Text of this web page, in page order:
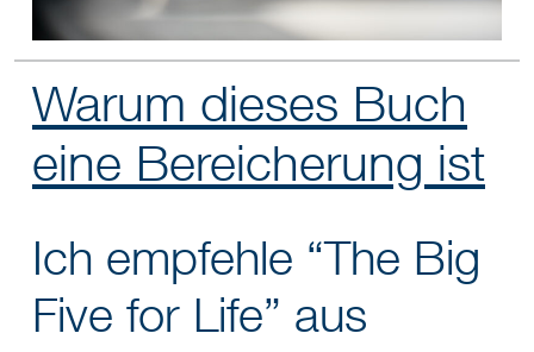
Warum dieses Buch
eine Bereicherung ist
Ich empfehle “The Big
Five for Life” aus